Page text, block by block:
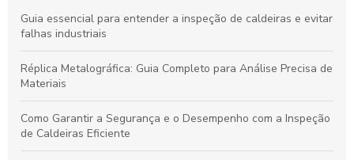
Guia essencial para entender a inspeção de caldeiras e evitar
falhas industriais
Réplica Metalográfica: Guia Completo para Análise Precisa de
Materiais
Como Garantir a Segurança e o Desempenho com a Inspeção
de Caldeiras Eficiente